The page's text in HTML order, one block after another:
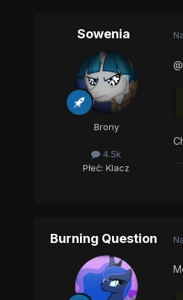
Sowenia
Brony
4.5k
Płeć: Klacz
Burning Question